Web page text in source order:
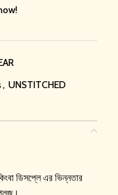
, UNSTITCHED
ডিসপ্লে এর ভিন্নতার